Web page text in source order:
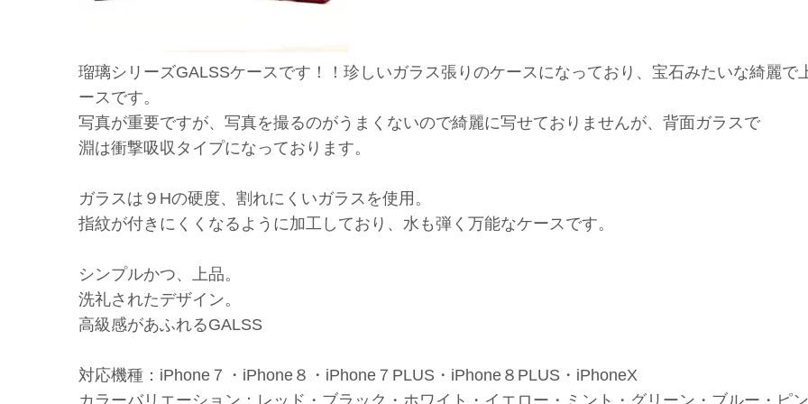
瑠璃シリーズGALSSケースです！！珍しいガラス張りのケースになっており、宝石みたいな綺麗で
ースです。
写真が重要ですが、写真を撮るのがうまくないので綺麗に写せておりませんが、背面ガラスで
淵は衝撃吸収タイプになっております。
ガラスは９Hの硬度、割れにくいガラスを使用。
指紋が付きにくくなるように加工しており、水も弾く万能なケースです。
シンプルかつ、上品。
洗礼されたデザイン。
高級感があふれるGALSS
対応機種：iPhone７・iPhone８・iPhone７PLUS・iPhone８PLUS・iPhoneX
カラーバリエーション：レッド・ブラック・ホワイト・イエロー・ミント・グリーン・ブルー・ピ